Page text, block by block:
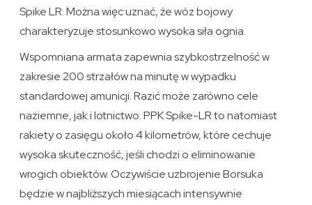
Spike LR. Można więc uznać, że wóz bojowy
charakteryzuje stosunkowo wysoka siła ognia.
Wspomniana armata zapewnia szybkostrzelność w
zakresie 200 strzałów na minutę w wypadku
standardowej amunicji. Razić może zarówno cele
naziemne, jak i lotnictwo. PPK Spike-LR to natomiast
rakiety o zasięgu około 4 kilometrów, które cechuje
wysoka skuteczność, jeśli chodzi o eliminowanie
wrogich obiektów. Oczywiście uzbrojenie Borsuka
będzie w najbliższych miesiącach intensywnie